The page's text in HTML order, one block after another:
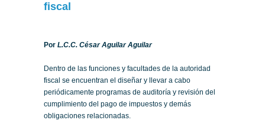
fiscal
Por L.C.C. César Aguilar Aguilar
Dentro de las funciones y facultades de la autoridad
fiscal se encuentran el diseñar y llevar a cabo
periódicamente programas de auditoría y revisión del
cumplimiento del pago de impuestos y demás
obligaciones relacionadas.